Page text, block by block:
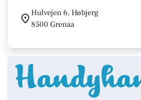
Hulvejen 6, Høbjerg
8500 Grenaa